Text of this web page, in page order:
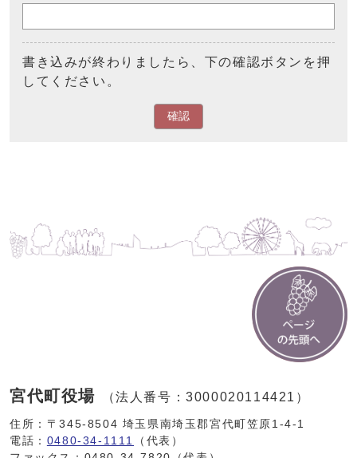
書き込みが終わりましたら、下の確認ボタンを押
してください。
確認
宮代町役場 （法人番号：3000020114421）
住所：〒345-8504 埼玉県南埼玉郡宮代町笠原1-4-1
電話： 0480-34-1111
（代表）